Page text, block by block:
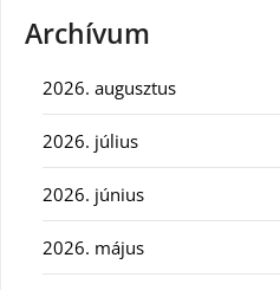
Archívum
2026. augusztus
2026. július
2026. június
2026. május